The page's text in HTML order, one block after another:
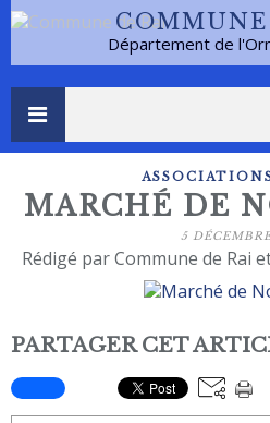
Département de
MARCHÉ DE
5
Rédigé par Commune de Rai
PARTAGER CET